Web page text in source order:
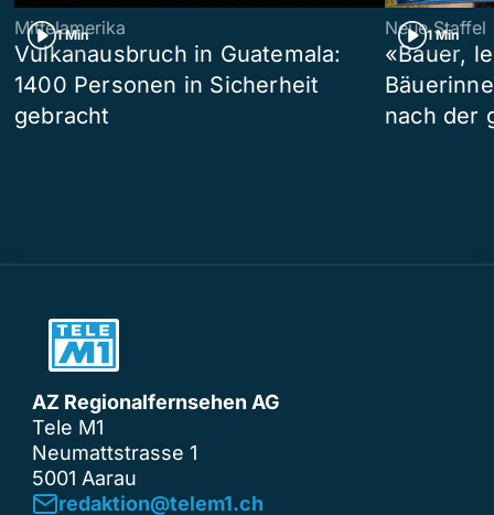
1 Min
Mittelamerika
Vulkanausbruch in Guatemala:
1400 Personen in Sicherheit
gebracht
1 Min
Neue Staffel
«Bauer,
nach der
AZ Regionalfernsehen AG
Tele M1
Neumattstrasse 1
5001 Aarau
redaktion@telem1.ch